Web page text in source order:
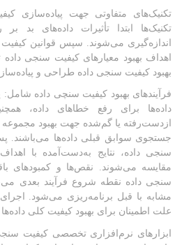
تکنیک‌های متفاوتی جهت پیاده‌سازی
تکنیک‌ها ابتدا تأثیرات داده‌های بد
اندازه‌گیری می‌شوند. سپس قوانین
اهداف بهبود معیارهای کیفیت سنجی داده
بهبود کیفیت سنجی داده طراحی و
فرآیندهای بهبود کیفیت سنچی داده شامل:
داده‌ها برای رفع خطاهای داده،
ازدست‌رفته یا گم‌شده جهت بهبود مجموعه
جستجوی سوابق قبلی داده‌ها می‌باشند.
سنجی داده، نتایج به‌دست‌آمده با
مقایسه می‌شوند. نقص‌ها و کمبودهای
سنجی داده نقطه شروع فرآیند بعدی
مشابه با قبل برنامه‌ریزی می‌شود.
علت اطمینان برای بهبود کیفیت کلی
ابزارهای نرم‌افزاری تخصصی کیفیت